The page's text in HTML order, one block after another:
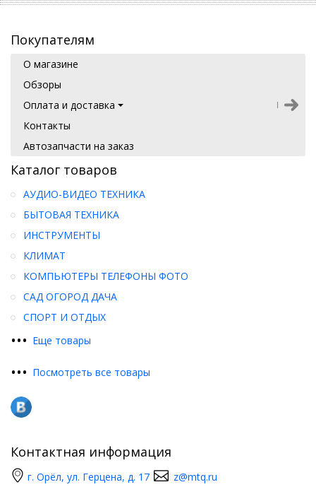
Покупателям
О магазине
Обзоры
Оплата и доставка
Контакты
Автозапчасти на заказ
Каталог товаров
••• Еще товары
АУДИО-ВИДЕО ТЕХНИКА
БЫТОВАЯ ТЕХНИКА
ИНСТРУМЕНТЫ
КЛИМАТ
КОМПЬЮТЕРЫ ТЕЛЕФОНЫ ФОТО
САД ОГОРОД ДАЧА
СПОРТ И ОТДЫХ
••• Посмотреть все товары
Контактная информация
г. Орёл, ул. Герцена, д. 17 z@mtq.ru